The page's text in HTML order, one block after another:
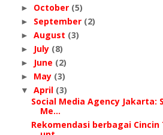
► October (5)
► September (2)
► August (3)
► July (8)
► June (2)
► May (3)
▼ April (3)
Social Media Agency Jakarta:
Me...
Rekomendasi berbagai